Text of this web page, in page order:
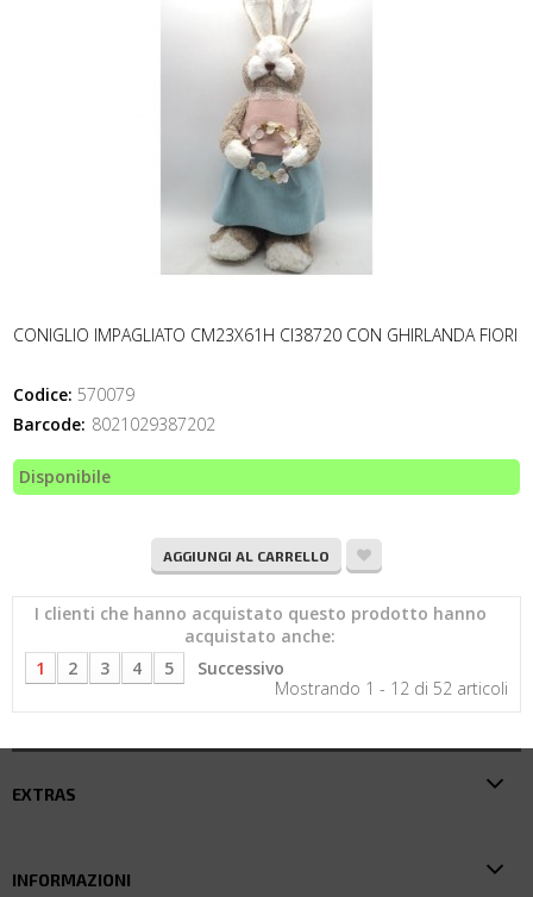
CONIGLIO IMPAGLIATO CM23X61H CI38720 CON GHIRLANDA FIORI
Codice: 570079
Barcode: 8021029387202
Disponibile
AGGIUNGI AL CARRELLO
I clienti che hanno acquistato questo prodotto hanno
acquistato anche:
1
2 3 4 5
Successivo
Mostrando 1 - 12 di 52 articoli
EXTRAS
INFORMAZIONI